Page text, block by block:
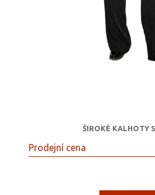
ŠIROKÉ KALHOTY
Prodejní cena